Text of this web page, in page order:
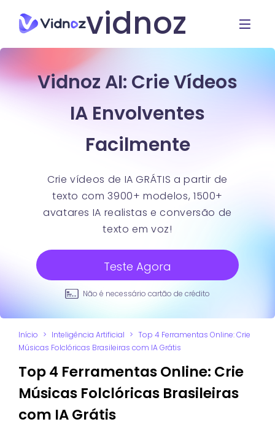
vidnoz
Vidnoz AI: Crie Vídeos
IA Envolventes
Facilmente
Crie vídeos de IA GRÁTIS a partir de
texto com 3900+ modelos, 1500+
avatares IA realistas e conversão de
texto em voz!
Teste Agora
Não é necessário cartão de crédito
Início > Inteligência Artificial > Top 4 Ferramentas Online: Crie
Músicas Folclóricas Brasileiras com IA Grátis
Top 4 Ferramentas Online: Crie
Músicas Folclóricas Brasileiras
com IA Grátis